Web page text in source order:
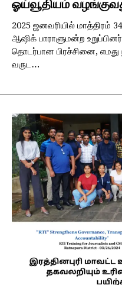
ஓய்வூதியம்
2025 ஜனவரியில் மாத்திரம்
ஆஷிக் பாராளுமன்ற
தொடர்பான பிரச்சினை, எமது
வருட…